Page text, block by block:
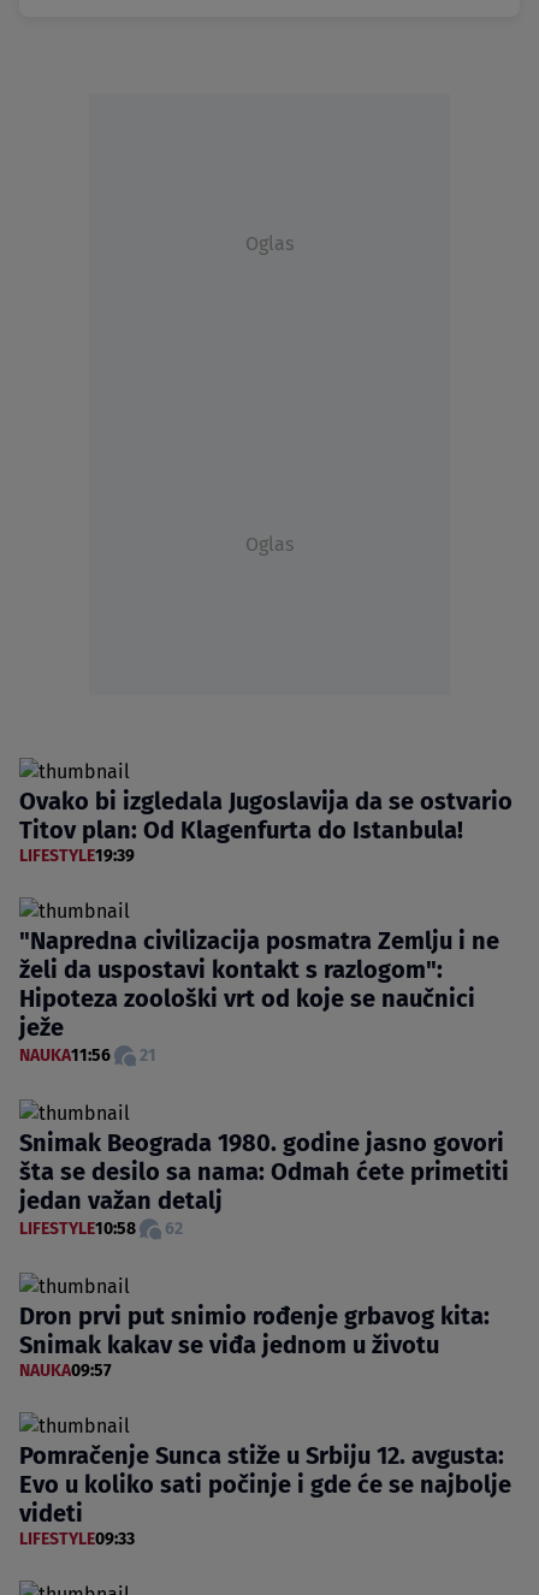
Oglas
Oglas
Ovako bi izgledala Jugoslavija da se ostvario
Titov plan: Od Klagenfurta do Istanbula!
LIFESTYLE19:39
"Napredna civilizacija posmatra Zemlju i ne
želi da uspostavi kontakt s razlogom":
Hipoteza zoološki vrt od koje se naučnici
ježe
NAUKA11:56 21
Snimak Beograda 1980. godine jasno govori
šta se desilo sa nama: Odmah ćete primetiti
jedan važan detalj
LIFESTYLE10:58 62
Dron prvi put snimio rođenje grbavog kita:
Snimak kakav se viđa jednom u životu
NAUKA09:57
Pomračenje Sunca stiže u Srbiju 12. avgusta:
Evo u koliko sati počinje i gde će se najbolje
videti
LIFESTYLE09:33